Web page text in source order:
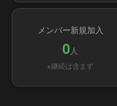
メンバー新規加入
0人
※継続は含まず